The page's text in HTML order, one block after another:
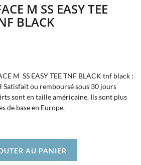
M SS EASY TEE
BLACK
M SS EASY TEE TNF BLACK tnf black :
Satisfait ou remboursé sous 30 jours
sont en taille américaine. Ils sont plus
de base en Europe.
AU PANIER